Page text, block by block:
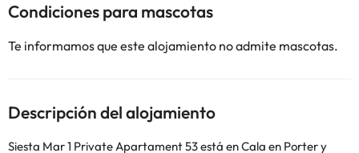
Condiciones para mascotas
Te informamos que este alojamiento no admite mascotas.
Descripción del alojamiento
Siesta Mar 1 Private Apartament 53 está en Cala en Porter y